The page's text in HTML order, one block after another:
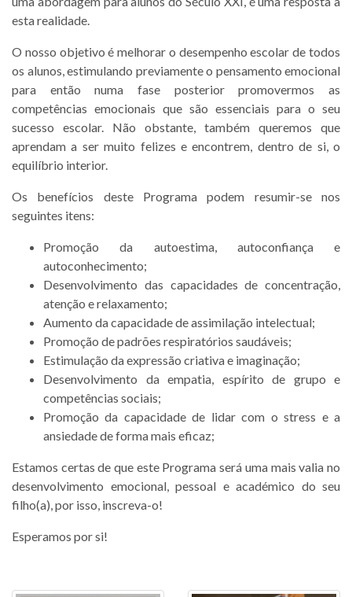
esta realidade.
O nosso objetivo é melhorar o desempenho escolar de todos
os alunos, estimulando previamente o pensamento emocional
para então numa fase posterior promovermos as
competências emocionais que são essenciais para o seu
sucesso escolar. Não obstante, também queremos que
aprendam a ser muito felizes e encontrem, dentro de si, o
equilíbrio interior.
Os benefícios deste Programa podem resumir-se nos
seguintes itens:
Promoção da autoestima, autoconfiança e
autoconhecimento;
Desenvolvimento das capacidades de concentração,
atenção e relaxamento;
Aumento da capacidade de assimilação intelectual;
Promoção de padrões respiratórios saudáveis;
Estimulação da expressão criativa e imaginação;
Desenvolvimento da empatia, espírito de grupo e
competências sociais;
Promoção da capacidade de lidar com o stress e a
ansiedade de forma mais eficaz;
Estamos certas de que este Programa será uma mais valia no
desenvolvimento emocional, pessoal e académico do seu
filho(a), por isso, inscreva-o!
Esperamos por si!